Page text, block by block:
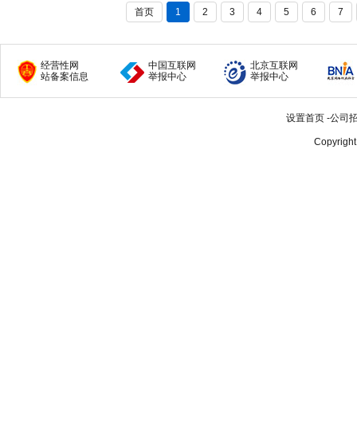
首页 1 2 3 4 5 6 7
经营性网
站备案信息
中国互联网
举报中心
北京互联网
举报中心
设置首页-公司